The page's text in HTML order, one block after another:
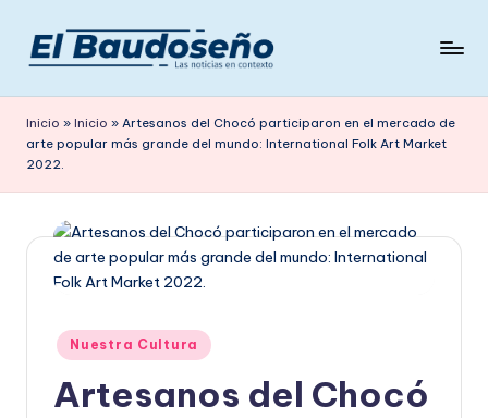
Saltar
contenido
e
ri
ó
d
en
contexto
Inicio » Inicio » Artesanos del Chocó participaron en el mercado de
arte popular más grande del mundo: International Folk Art Market
2022.
Publicado
en
Nuestra Cultura
Artesanos del Chocó